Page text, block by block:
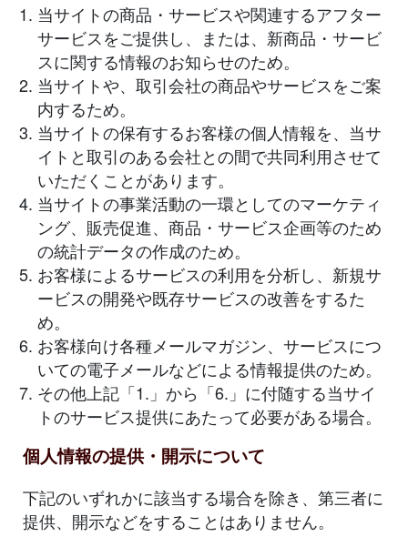
当サイトの商品・サービスや関連するアフター
サービスをご提供し、または、新商品・サービ
スに関する情報のお知らせのため。
当サイトや、取引会社の商品やサービスをご案
内するため。
当サイトの保有するお客様の個人情報を、当サ
イトと取引のある会社との間で共同利用させて
いただくことがあります。
当サイトの事業活動の一環としてのマーケティ
ング、販売促進、商品・サービス企画等のため
の統計データの作成のため。
お客様によるサービスの利用を分析し、新規サ
ービスの開発や既存サービスの改善をするた
め。
お客様向け各種メールマガジン、サービスにつ
いての電子メールなどによる情報提供のため。
その他上記「1.」から「6.」に付随する当サイ
トのサービス提供にあたって必要がある場合。
個人情報の提供・開示について
下記のいずれかに該当する場合を除き、第三者に
提供、開示などをすることはありません。